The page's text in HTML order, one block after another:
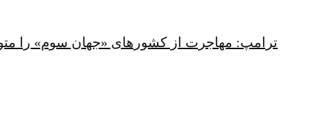
ترامپ: مهاجرت از کشورهای «جهان سوم» را